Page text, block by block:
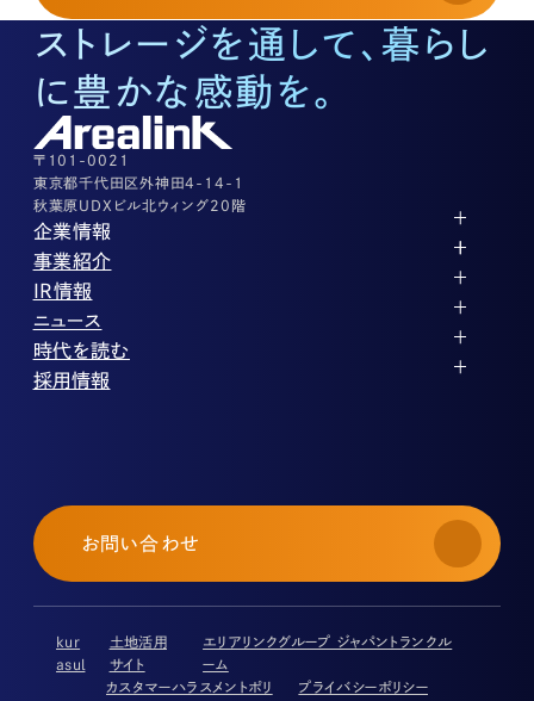
03-3526-8574
底地に関するお問い合わせ
03-3526-8572
株式に関するお問い合わせ
03-3526-8556
その他上記に当てはまらない案件等
03-3526-8556
ストレージを通して、暮らし
に豊かな感動を。
〒101-0021
東京都千代田区外神田4-14-1
秋葉原UDXビル北ウィング20階
企業情報
代表メッセージ
企業理念
会社概要
役員紹介
沿革
コーポレートガバナンス
事業紹介
ストレージ事業
パートナー制度
ストレージライフ
土地権利整備事業
オフィス事業
アセット事業
IR情報
IRカレンダー
中期経営計画
事業等のリスク
株式・株主情報
個人投資家の皆様へ
よくある質問・用語集
IRメール登録
免責事項
ニュース
PR
IR
時代を読む
投稿一覧
採用情報
採用エントリー
お問い合わせ
kur
asul
土地活用
サイト
エリアリンクグループ ジャパントランクル
ーム
カスタマーハラスメントポリ
プライバシーポリシー